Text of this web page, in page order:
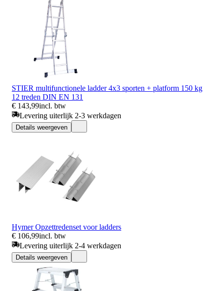
STIER multifunctionele ladder 4x3 sporten + platform 150 kg
12 treden DIN EN 131
€ 143,99incl. btw
Levering uiterlijk 2-3 werkdagen
Details weergeven
Hymer Opzettredenset voor ladders
€ 106,99incl. btw
Levering uiterlijk 2-4 werkdagen
Details weergeven